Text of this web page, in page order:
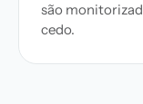
são
cedo.